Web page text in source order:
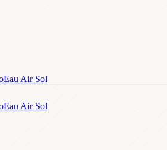
Eau Air Sol
Eau Air Sol